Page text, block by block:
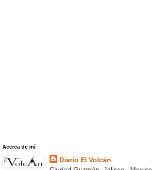
Acerca de mí
Diario El Volcán